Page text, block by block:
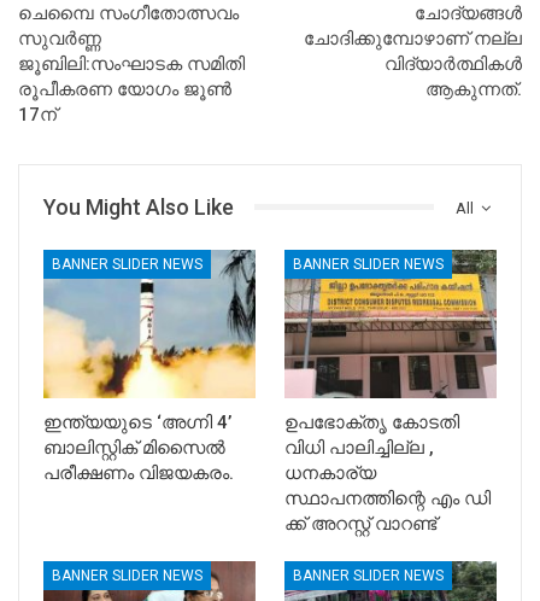
ചെമ്പൈ സംഗീതോത്സവം
സുവർണ്ണ
ജൂബിലി:സംഘാടക സമിതി
രൂപീകരണ യോഗം ജൂൺ
17ന്
ചോദ്യങ്ങൾ
ചോദിക്കുമ്പോഴാണ് നല്ല
വിദ്യാർത്ഥികൾ
ആകുന്നത്.
All
You Might Also Like
BANNER SLIDER NEWS
ഇന്ത്യയുടെ ‘അഗ്നി 4’
ബാലിസ്റ്റിക് മിസൈൽ
പരീക്ഷണം വിജയകരം.
BANNER SLIDER NEWS
ഉപഭോക്തൃ കോടതി
വിധി പാലിച്ചില്ല ,
ധനകാര്യ
സ്ഥാപനത്തിന്റെ എം ഡി
ക്ക് അറസ്റ്റ് വാറണ്ട്
BANNER SLIDER NEWS BANNER SLIDER NEWS